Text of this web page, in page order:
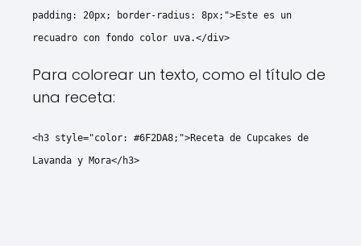
padding: 20px; border-radius: 8px;">Este es un
recuadro con fondo color uva.</div>
Para colorear un texto, como el título de
una receta:
<h3 style="color: #6F2DA8;">Receta de Cupcakes de
Lavanda y Mora</h3>